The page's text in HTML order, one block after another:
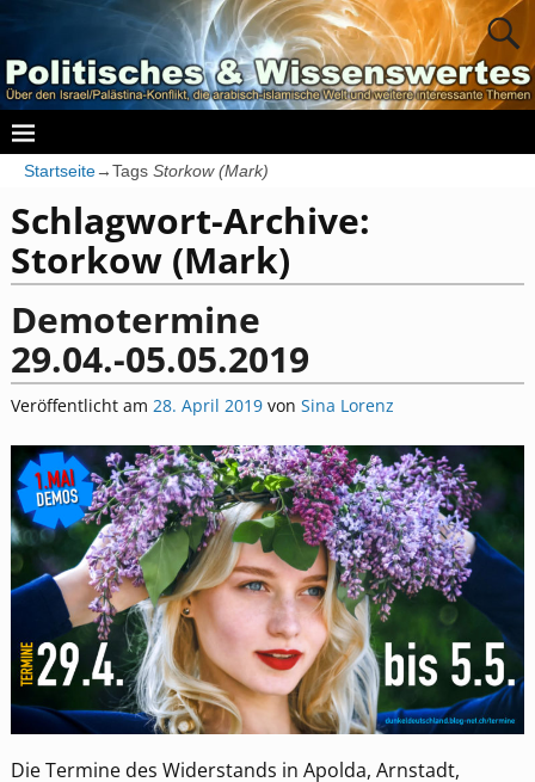
Startseite→Tags Storkow (Mark)
Schlagwort-Archive:
Storkow (Mark)
Demotermine
29.04.-05.05.2019
Veröffentlicht am 28. April 2019 von Sina Lorenz
Die Termine des Widerstands in Apolda, Arnstadt,